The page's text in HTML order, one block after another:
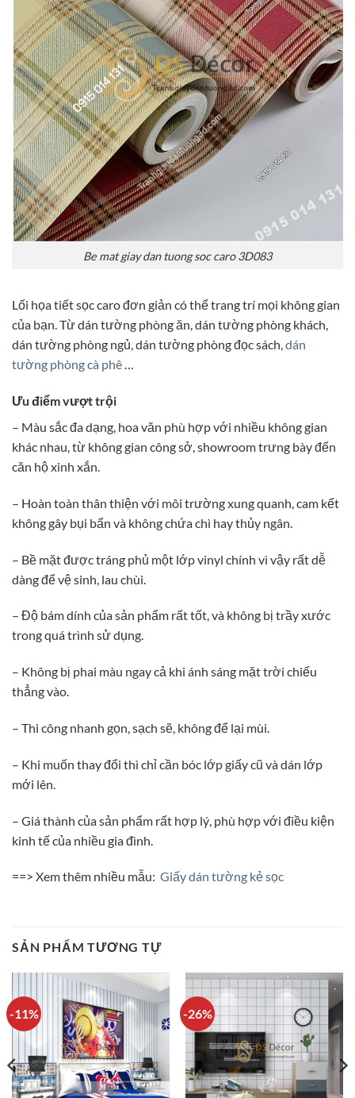
Be mat giay dan tuong soc caro 3D083
Lối họa tiết sọc caro đơn giản có thể trang trí mọi không gian
của bạn. Từ dán tường phòng ăn, dán tường phòng khách,
dán tường phòng ngủ, dán tường phòng đọc sách,dán
tường phòng cà phê…
Ưu điểm vượt trội
– Màu sắc đa dạng, hoa văn phù hợp với nhiều không gian
khác nhau, từ không gian công sở, showroom trưng bày đến
căn hộ xinh xắn.
– Hoàn toàn thân thiện với môi trường xung quanh, cam kết
không gây bụi bẩn và không chứa chì hay thủy ngân.
– Bề mặt được tráng phủ một lớp vinyl chính vì vậy rất dễ
dàng để vệ sinh, lau chùi.
– Độ bám dính của sản phẩm rất tốt, và không bị trầy xước
trong quá trình sử dụng.
– Không bị phai màu ngay cả khi ánh sáng mặt trời chiếu
thẳng vào.
– Thi công nhanh gọn, sạch sẽ, không để lại mùi.
– Khi muốn thay đổi thì chỉ cần bóc lớp giấy cũ và dán lớp
mới lên.
– Giá thành của sản phẩm rất hợp lý, phù hợp với điều kiện
kinh tế của nhiều gia đình.
==> Xem thêm nhiều mẫu: Giấy dán tường kẻ sọc
SẢN PHẨM TƯƠNG TỰ
-11% -26%